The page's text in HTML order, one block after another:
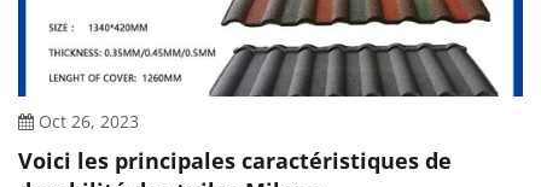
Oct 26, 2023
Voici les principales caractéristiques de